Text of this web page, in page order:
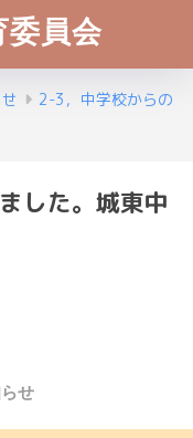
員会
2-3，中学校からの
した。城東中
せ